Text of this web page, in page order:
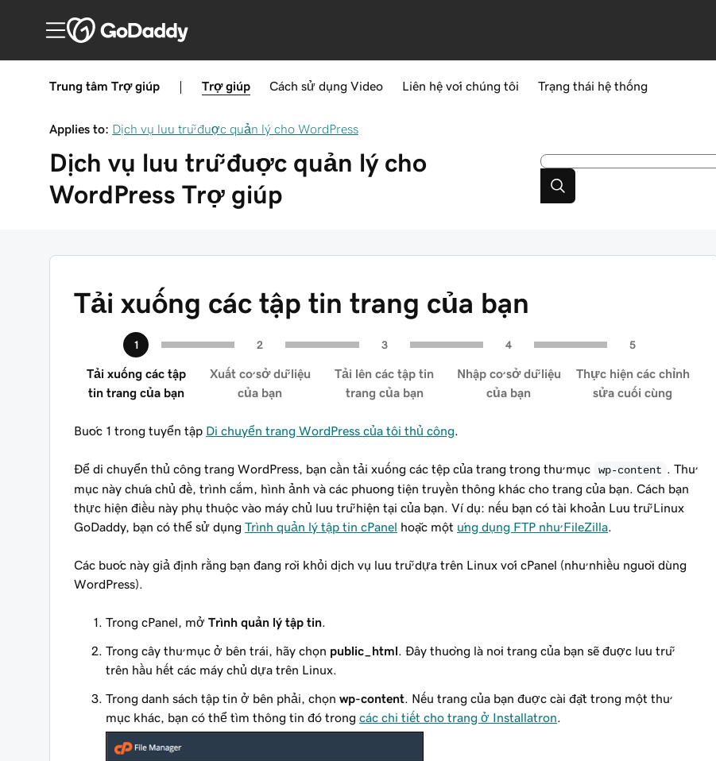
Trung tâm Trợ giúp Trợ giúp Cách sử dụng Video Liên hệ với chúng tôi Trạng thái hệ thống
Applies to: Dịch vụ lưu trữ được quản lý cho WordPress
Dịch vụ lưu trữ được quản lý cho
WordPress Trợ giúp
Tải xuống các tập tin trang của bạn
Tải xuống các tập
tin trang của bạn
Xuất cơ sở dữ liệu
của bạn
Tải lên các tập tin
trang của bạn
Nhập cơ sở dữ liệu
của bạn
Thực hiện các chỉnh
sửa cuối cùng
Bước 1 trong tuyển tập Di chuyển trang WordPress của tôi thủ công
Để di chuyển thủ công trang WordPress, bạn cần tải xuống các tệp của trang trong thư mục wp-content
. Thư
mục này chứa chủ đề, trình cắm, hình ảnh và các phương tiện truyền thông khác cho trang của bạn. Cách bạn
thực hiện điều này phụ thuộc vào máy chủ lưu trữ hiện tại của bạn. Ví dụ: nếu bạn có tài khoản Lưu trữ Linux
GoDaddy, bạn có thể sử dụng Trình quản lý tập tin cPanel hoặc một ứng dụng FTP như FileZilla
Các bước này giả định rằng bạn đang rời khỏi dịch vụ lưu trữ dựa trên Linux với cPanel (như nhiều người dùng
WordPress).
Trong cPanel, mở Trình quản lý tập tin
Trong cây thư mục ở bên trái, hãy chọn public_html . Đây thường là nơi trang của bạn sẽ được lưu trữ
trên hầu hết các máy chủ dựa trên Linux.
Trong danh sách tập tin ở bên phải, chọn wp-content . Nếu trang của bạn được cài đặt trong một thư
mục khác, bạn có thể tìm thông tin đó trong các chi tiết cho trang ở Installatron